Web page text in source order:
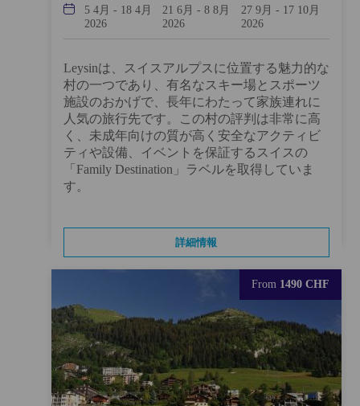
5 4月 - 18 4月
2026
21 6月 -8 8月
2026
27 9月 - 17 10月
2026
Leysinは、スイスアルプスに位置する魅力的な
村の一つであり、有名なスキー場とスポーツ
施設のおかげで、長年にわたって家族連れに
人気の旅行先です。この村の評判は非常に高
く、未成年向けの質が高く安全なアクティビ
ティや設備、イベントを保証するスイスの
「Family Destination」ラベルを取得していま
す。
詳細情報
From 1490 CHF